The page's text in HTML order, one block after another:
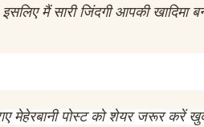
मैं सारी जिंदगी आपकी खादिमा
मेहेरबानी पोस्ट को शेयर जरूर करें